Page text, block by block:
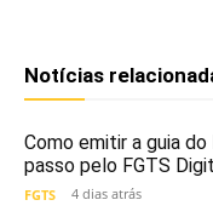
Notícias
Como emitir a guia
passo pelo FGTS
FGTS 4 dias atrás